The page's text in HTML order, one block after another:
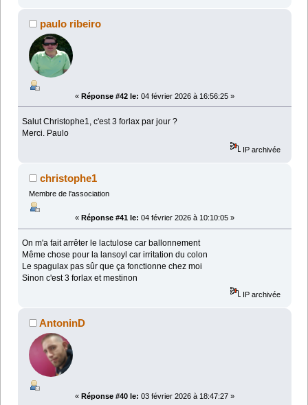
paulo ribeiro
« Réponse #42 le: 04 février 2026 à 16:56:25 »
Salut Christophe1, c'est 3 forlax par jour ?
Merci. Paulo
IP archivée
christophe1
Membre de l'association
« Réponse #41 le: 04 février 2026 à 10:10:05 »
On m'a fait arrêter le lactulose car ballonnement
Même chose pour la lansoyl car irritation du colon
Le spagulax pas sûr que ça fonctionne chez moi
Sinon c'est 3 forlax et mestinon
IP archivée
AntoninD
« Réponse #40 le: 03 février 2026 à 18:47:27 »